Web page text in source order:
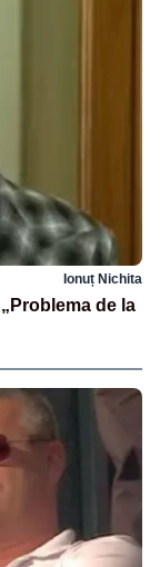
Ionuț Nichita
de la